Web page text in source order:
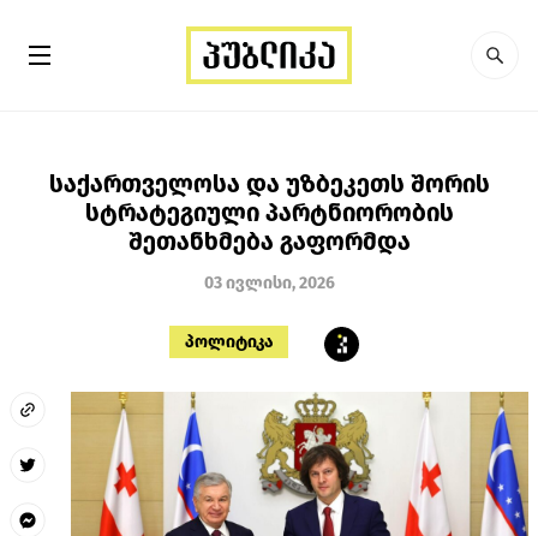
საქართველოსა და უზბეკეთს შორის
სტრატეგიული პარტნიორობის
შეთანხმება გაფორმდა
03 ივლისი, 2026
პოლიტიკა